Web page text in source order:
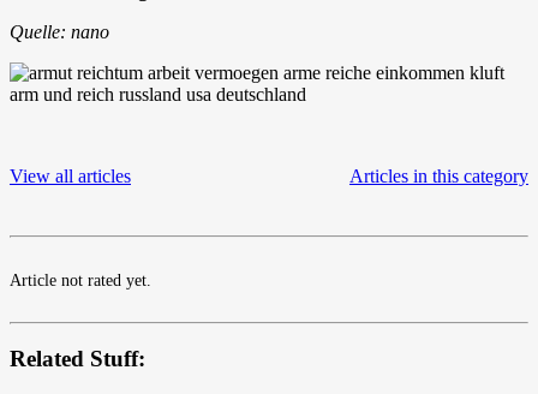
Quelle: nano
View all articles Articles in this category
Article not rated yet.
Related Stuff: